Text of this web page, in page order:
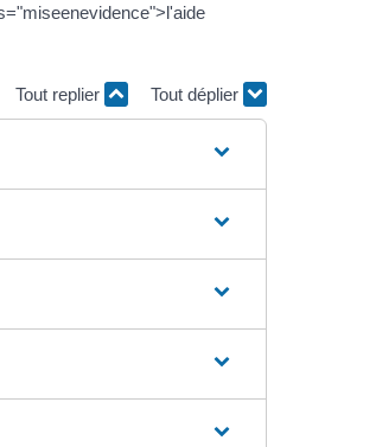
Tout replier Tout déplier